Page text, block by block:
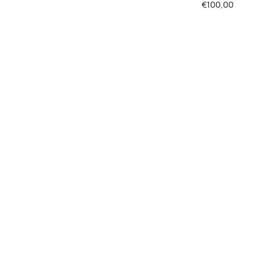
€100,00